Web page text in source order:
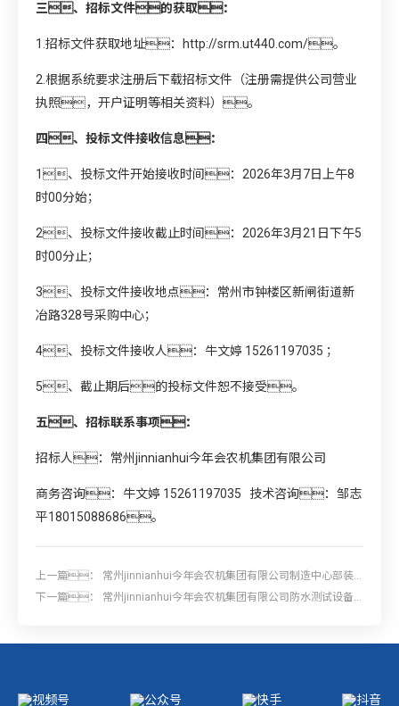
三、招标文件的获取：
1.招标文件获取地址： http://srm.ut440.com/。
2.根据系统要求注册后下载招标文件（注册需提供公司营业
执照，开户证明等相关资料）。
四、投标文件接收信息：
1、投标文件开始接收时间：2026年3月7日上午8
时00分始；
2、投标文件接收截止时间：2026年3月21日下午5
时00分止；
3、投标文件接收地点：常州市钟楼区新闸街道新
冶路328号采购中心；
4、投标文件接收人：牛文婷 15261197035 ；
5、截止期后的投标文件恕不接受。
五、招标联系事项：
招标人：常州jinnianhui今年会农机集团有限公司
商务咨询：牛文婷 15261197035 技术咨询：邹志
平18015088686。
上一篇： 常州jinnianhui今年会农机集团有限公司制造中心部装
线新增螺栓分装机项目招标
下一篇： 常州jinnianhui今年会农机集团有限公司防水测试设备